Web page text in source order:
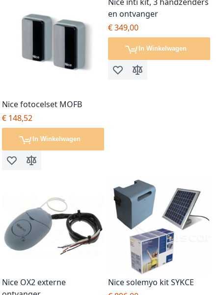
Nice fotocelset MOFB
€ 148,52
In Winkelwagen
Voeg toe aan verlanglijst
Toevoegen om te vergelijken
en ontvanger
€ 349,00
In Winkelwagen
Voeg toe aan verlanglijst
Toevoegen om te
Nice OX2 externe
Nice solemyo kit SYKCE